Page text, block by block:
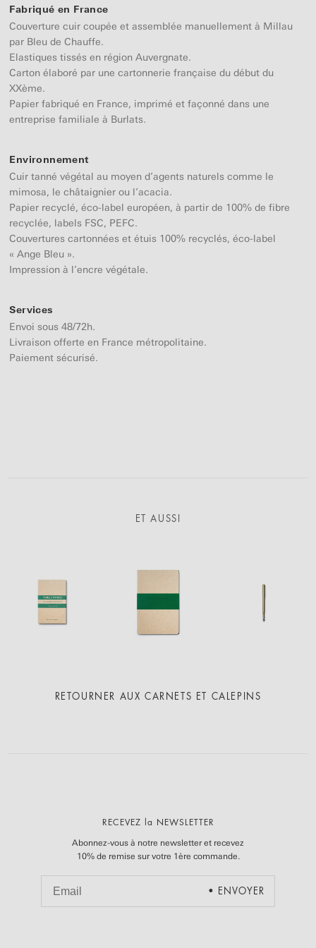
Fabriqué en France
Couverture cuir coupée et assemblée manuellement à Millau
par Bleu de Chauffe.
Elastiques tissés en région Auvergnate.
Carton élaboré par une cartonnerie française du début du
XXème.
Papier fabriqué en France, imprimé et façonné dans une
entreprise familiale à Burlats.
Environnement
Cuir tanné végétal au moyen d’agents naturels comme le
mimosa, le châtaignier ou l’acacia.
Papier recyclé, éco-label européen, à partir de 100% de fibre
recyclée, labels FSC, PEFC.
Couvertures cartonnées et étuis 100% recyclés, éco-label
« Ange Bleu ».
Impression à l’encre végétale.
Services
Envoi sous 48/72h.
Livraison offerte en France métropolitaine.
Paiement sécurisé.
ET AUSSI
RETOURNER AUX CARNETS ET CALEPINS
RECEVEZ la NEWSLETTER
Abonnez-vous à notre newsletter et recevez
10% de remise sur votre 1ère commande.